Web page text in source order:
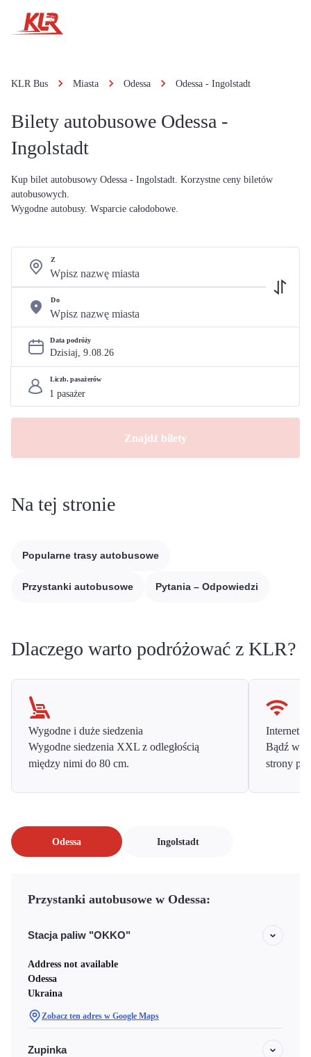
KLR Bus Miasta Odessa Odessa - Ingolstadt
Bilety autobusowe Odessa -
Ingolstadt
Kup bilet autobusowy Odessa - Ingolstadt. Korzystne ceny biletów
autobusowych.
Wygodne autobusy. Wsparcie całodobowe.
Z
Do
Data podróży
Dzisiaj, 9.08.26
Liczb. pasażerów
Znajdź bilety
Na tej stronie
Popularne trasy autobusowe
Przystanki autobusowe Pytania – Odpowiedzi
Dlaczego warto podróżować z KLR?
Wygodne i duże siedzenia
Wygodne siedzenia XXL z odległością
między nimi do 80 cm.
Internet
Bądź w
strony
Odessa Ingolstadt
Przystanki autobusowe w Odessa:
Stacja paliw "OKKO"
Address not available
Odessa
Ukraina
Zobacz ten adres w Google Maps
Zupinka